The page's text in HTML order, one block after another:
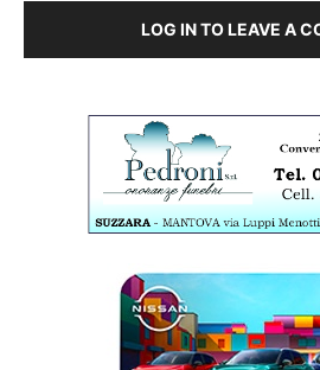
LOG IN TO LEAVE A